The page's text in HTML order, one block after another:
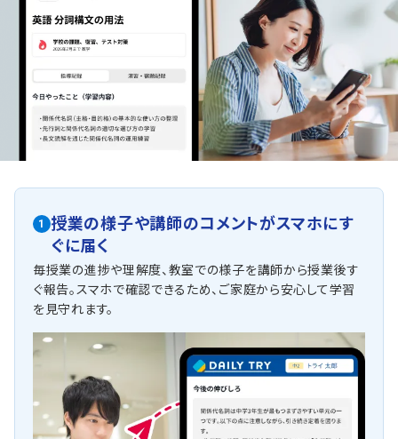
1
授業の様子や講師のコメントがスマホにす
ぐに届く
毎授業の進捗や理解度、教室での様子を講師から授業後す
ぐ報告。スマホで確認できるため、ご家庭から安心して学習
を見守れます。